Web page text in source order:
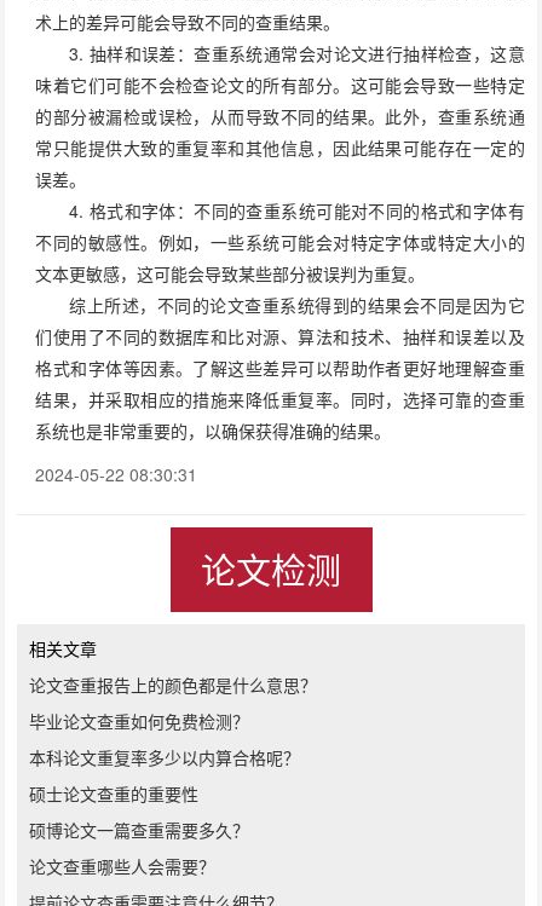
术上的差异可能会导致不同的查重结果。
3. 抽样和误差：查重系统通常会对论文进行抽样检查，这意
味着它们可能不会检查论文的所有部分。这可能会导致一些特定
的部分被漏检或误检，从而导致不同的结果。此外，查重系统通
常只能提供大致的重复率和其他信息，因此结果可能存在一定的
误差。
4. 格式和字体：不同的查重系统可能对不同的格式和字体有
不同的敏感性。例如，一些系统可能会对特定字体或特定大小的
文本更敏感，这可能会导致某些部分被误判为重复。
综上所述，不同的论文查重系统得到的结果会不同是因为它
们使用了不同的数据库和比对源、算法和技术、抽样和误差以及
格式和字体等因素。了解这些差异可以帮助作者更好地理解查重
结果，并采取相应的措施来降低重复率。同时，选择可靠的查重
系统也是非常重要的，以确保获得准确的结果。
2024-05-22 08:30:31
论文检测
相关文章
论文查重报告上的颜色都是什么意思？
毕业论文查重如何免费检测？
本科论文重复率多少以内算合格呢？
硕士论文查重的重要性
硕博论文一篇查重需要多久？
论文查重哪些人会需要？